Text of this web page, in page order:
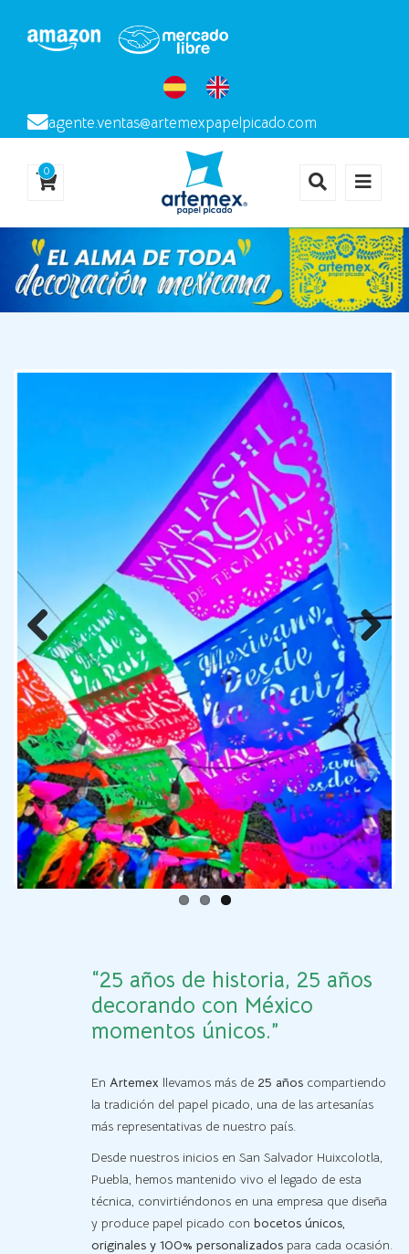
agente.ventas@artemexpapelpicado.com
0
Previous Next
“25 años de historia, 25 años
decorando con México
momentos únicos.”
En Artemex llevamos más de 25 años compartiendo
la tradición del papel picado, una de las artesanías
más representativas de nuestro país.
Desde nuestros inicios en San Salvador Huixcolotla,
Puebla, hemos mantenido vivo el legado de esta
técnica, convirtiéndonos en una empresa que diseña
y produce papel picado con bocetos únicos,
originales y 100% personalizados para cada ocasión.